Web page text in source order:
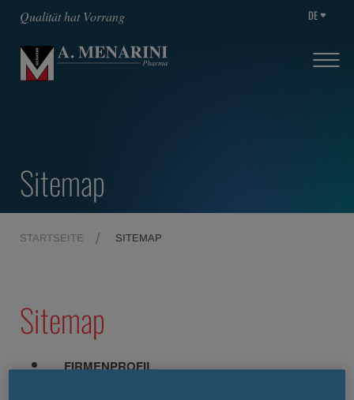
Qualität hat Vorrang DE
Sitemap
STARTSEITE SITEMAP
Sitemap
FIRMENPROFIL